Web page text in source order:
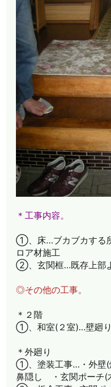
＊工事内容。
①、床…ブカブカする
ロア材施工
②、玄関框…既存上部
◎その他の工事。
＊２階
①、和室(２室)…壁廻り
＊外廻り
①、塗装工事…・外壁
鼻隠し ・玄関ポーチ(